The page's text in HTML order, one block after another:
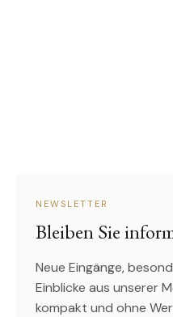
NEWSLETTER
Bleiben Sie
Neue Eingänge,
Einblicke aus unserer
kompakt und ohne